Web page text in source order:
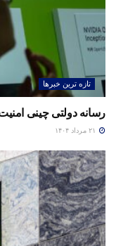
تازه ترین خبرها
رسانه دولتی چینی